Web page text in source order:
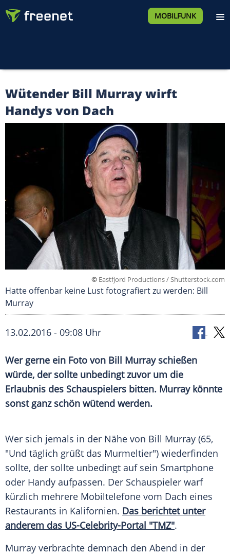
MOBILFUNK
Wütender Bill Murray wirft
Handys von Dach
© Eastfjord Productions / Shutterstock.com
Hatte offenbar keine Lust fotografiert zu werden: Bill
Murray
13.02.2016 - 09:08 Uhr
Wer gerne ein Foto von Bill Murray schießen
würde, der sollte unbedingt zuvor um die
Erlaubnis des Schauspielers bitten. Murray könnte
sonst ganz schön wütend werden.
Wer sich jemals in der Nähe von Bill Murray (65,
"Und täglich grüßt das Murmeltier") wiederfinden
sollte, der sollte unbedingt auf sein Smartphone
oder Handy aufpassen. Der Schauspieler warf
kürzlich mehrere Mobiltelefone vom Dach eines
Restaurants in Kalifornien. Das berichtet unter
anderem das US-Celebrity-Portal "TMZ".
Murray verbrachte demnach den Abend in der